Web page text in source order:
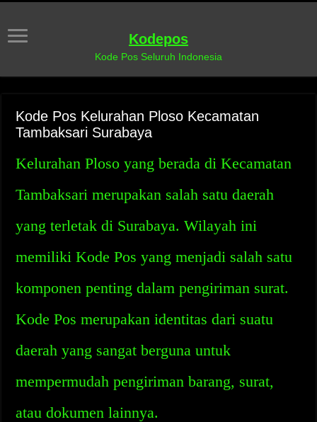
Kodepos
Kode Pos Seluruh Indonesia
Kode Pos Kelurahan Ploso Kecamatan
Tambaksari Surabaya
Kelurahan Ploso yang berada di Kecamatan
Tambaksari merupakan salah satu daerah
yang terletak di Surabaya. Wilayah ini
memiliki Kode Pos yang menjadi salah satu
komponen penting dalam pengiriman surat.
Kode Pos merupakan identitas dari suatu
daerah yang sangat berguna untuk
mempermudah pengiriman barang, surat,
atau dokumen lainnya.